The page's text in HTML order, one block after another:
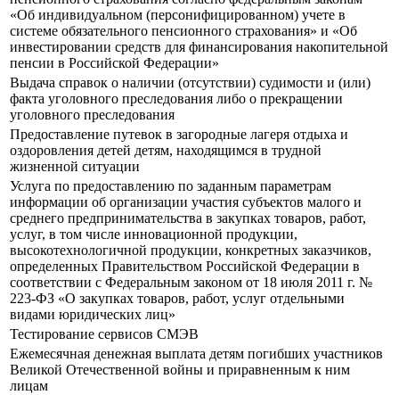
«Об индивидуальном (персонифицированном) учете в
системе обязательного пенсионного страхования» и «Об
инвестировании средств для финансирования накопительной
пенсии в Российской Федерации»
Выдача справок о наличии (отсутствии) судимости и (или)
факта уголовного преследования либо о прекращении
уголовного преследования
Предоставление путевок в загородные лагеря отдыха и
оздоровления детей детям, находящимся в трудной
жизненной ситуации
Услуга по предоставлению по заданным параметрам
информации об организации участия субъектов малого и
среднего предпринимательства в закупках товаров, работ,
услуг, в том числе инновационной продукции,
высокотехнологичной продукции, конкретных заказчиков,
определенных Правительством Российской Федерации в
соответствии с Федеральным законом от 18 июля 2011 г. №
223-ФЗ «О закупках товаров, работ, услуг отдельными
видами юридических лиц»
Тестирование сервисов СМЭВ
Ежемесячная денежная выплата детям погибших участников
Великой Отечественной войны и приравненным к ним
лицам